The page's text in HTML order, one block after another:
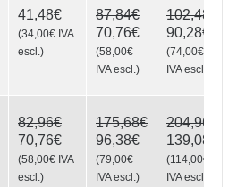
41,48€
(34,00€ IVA
escl. )
87,84€
70,76€
(58,00€
IVA escl. )
102,48€
90,28€
(74,00€
IVA escl.
82,96€
70,76€
(58,00€ IVA
escl. )
175,68€
96,38€
(79,00€
IVA escl. )
204,96€
139,08€
(114,00€
IVA escl.